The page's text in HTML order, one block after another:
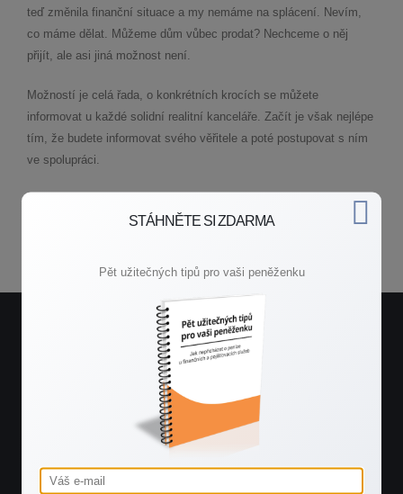
teď změnila finanční situace a my nemáme na splácení. Nevím,
co máme dělat. Můžeme dům vůbec prodat? Nechceme o něj
přijít, ale asi jiná možnost není.
Možností je celá řada, o konkrétních krocích se můžete
informovat u každé solidní realitní kanceláře. Začít je však nejlépe
tím, že budete informovat svého věřitele a poté postupovat s ním
ve spolupráci.
Potřebujete rychlou radu?
Spojte se se mnou.
+420 603 544 535
STÁHNĚTE SI ZDARMA
Pět užitečných tipů pro vaši peněženku